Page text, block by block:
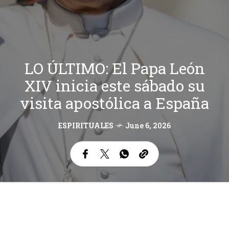
LO ÚLTIMO: El Papa León
XIV inicia este sábado su
visita apostólica a España
ESPIRITUALES June 6, 2026